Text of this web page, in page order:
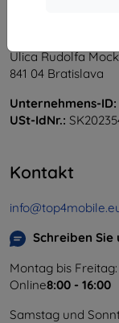
Ulica Rudolfa
841 04 Bratislava
Unternehmens-ID:
USt-IdNr.:
Kontakt
Schreiben Sie
Montag bis Freitag:
Online8:00 - 16:00
Samstag und